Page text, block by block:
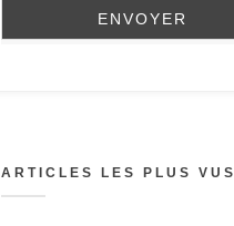
ARTICLES LES PLUS VUS